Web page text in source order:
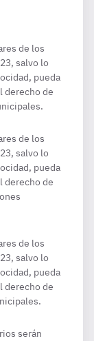
de los
salvo lo
pueda
derecho de
de los
salvo lo
pueda
derecho de
de los
salvo lo
pueda
derecho de
serán